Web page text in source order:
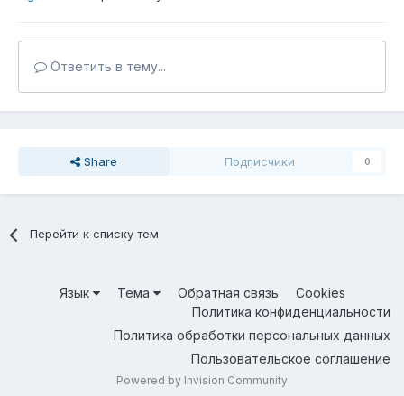
Ответить в тему...
Share Подписчики 0
Перейти к списку тем
Язык Тема Обратная связь
Cookies
Политика конфиденциальности
Политика обработки персональных данных
Пользовательское соглашение
Powered by Invision Community